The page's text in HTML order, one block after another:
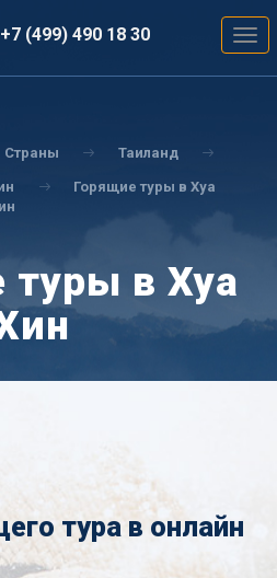
+7 (499) 490 18 30
Страны Таиланд
Горящие туры в Хуа
в Хуа
тура в онлайн